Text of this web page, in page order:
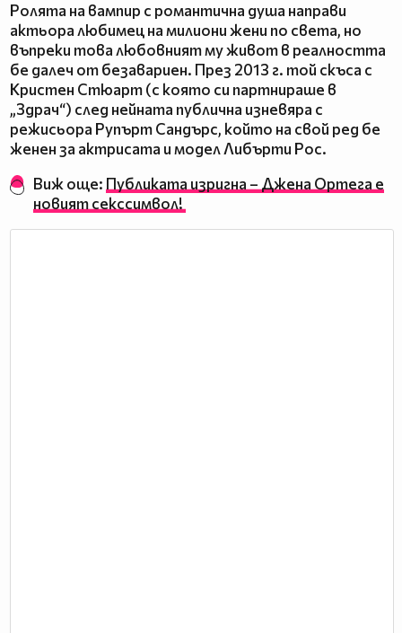
Ролята на вампир с романтична душа направи
актьора любимец на милиони жени по света, но
въпреки това любовният му живот в реалността
бе далеч от безавариен. През 2013 г. той скъса с
Кристен Стюарт (с която си партнираше в
„Здрач“) след нейната публична изневяра с
режисьора Рупърт Сандърс, който на свой ред бе
женен за актрисата и модел Либърти Рос.
Виж още: Публиката изригна – Джена Ортега е
новият секссимвол!